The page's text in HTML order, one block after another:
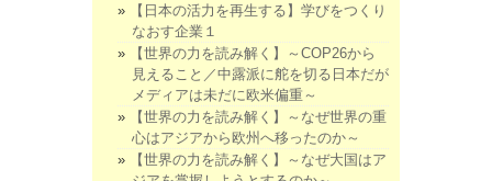
【日本の活力を再生する】学びをつくり
なおす企業１
【世界の力を読み解く】～COP26から
見えること／中露派に舵を切る日本だが
メディアは未だに欧米偏重～
【世界の力を読み解く】～なぜ世界の重
心はアジアから欧州へ移ったのか～
【世界の力を読み解く】～なぜ大国はア